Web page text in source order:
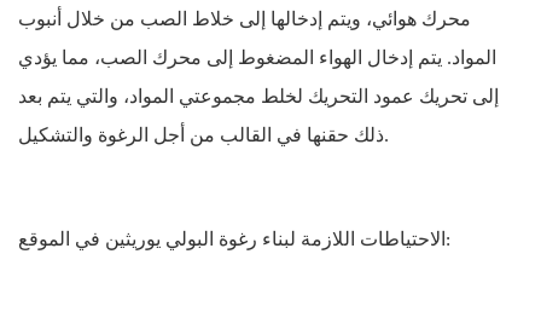
محرك هوائي، ويتم إدخالها إلى خلاط الصب من خلال أنبوب
المواد. يتم إدخال الهواء المضغوط إلى محرك الصب، مما يؤدي
إلى تحريك عمود التحريك لخلط مجموعتي المواد، والتي يتم بعد
ذلك حقنها في القالب من أجل الرغوة والتشكيل.
الاحتياطات اللازمة لبناء رغوة البولي يوريثين في الموقع: